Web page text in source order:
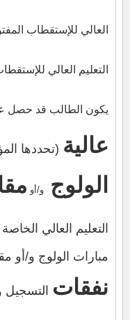
العالي للإستقطاب
التعليم العالي
يكون الطالب قد حصل
عالية (تحددها
الولوج
و/أو
التعليم العالي
مبارات الولوج و/أو
نفقات التسجيل